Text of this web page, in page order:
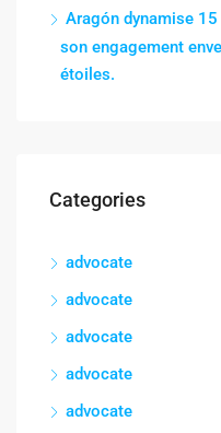
Aragón dynamise
son engagement
étoiles.
Categories
advocate
advocate
advocate
advocate
advocate